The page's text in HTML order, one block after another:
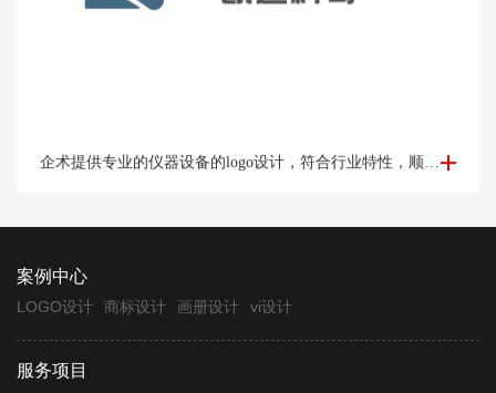
仪器logo设计-设备logo设计凯*科奇案例欣赏 企术提供专业的仪器设备的logo设计，符合行业特性，顺应时代发展，专业定制设计logo满意为止。
案例中心
LOGO设计 商标设计 画册设计 vi设计
服务项目